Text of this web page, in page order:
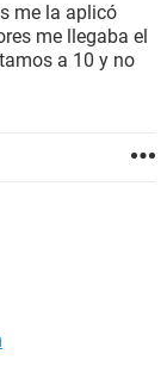
me la aplicó
me llegaba el
a 10 y no